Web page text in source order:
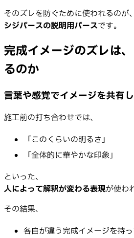
そのズレを防ぐために使われるのが、
シジパースの説明用パースです。
完成イメージのズレは
るのか
言葉や感覚でイメージを共有
施工前の打ち合わせでは、
「このくらいの明るさ」
「全体的に華やかな印象」
といった、
人によって解釈が変わる表現が使わ
その結果、
各自が違う完成イメージを持